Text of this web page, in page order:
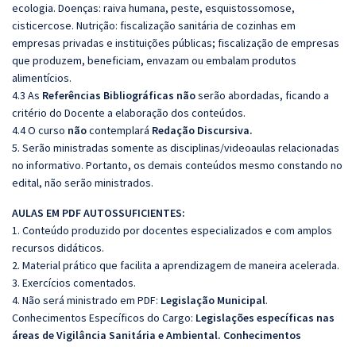
ecologia. Doenças: raiva humana, peste, esquistossomose,
cisticercose. Nutrição: fiscalização sanitária de cozinhas em
empresas privadas e instituições públicas; fiscalização de empresas
que produzem, beneficiam, envazam ou embalam produtos
alimentícios.
4.3 As Referências Bibliográficas nãoserão abordadas, ficando a
critério do Docente a elaboração dos conteúdos.
4.4 O curso nãocontemplará Redação Discursiva.
5. Serão ministradas somente as disciplinas/videoaulas relacionadas
no informativo. Portanto, os demais conteúdos mesmo constando no
edital, não serão ministrados.
AULAS EM PDF AUTOSSUFICIENTES:
1. Conteúdo produzido por docentes especializados e com amplos
recursos didáticos.
2. Material prático que facilita a aprendizagem de maneira acelerada.
3. Exercícios comentados.
4. Não será ministrado em PDF: Legislação Municipal.
Conhecimentos Específicos do Cargo: Legislações específicas nas
áreas de Vigilância Sanitária e Ambiental. Conhecimentos